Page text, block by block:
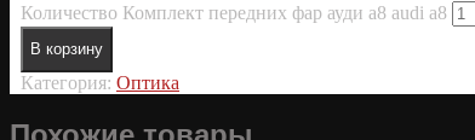
Количество Комплект передних фар ауди а8 audi a8
В корзину
Категория: Оптика